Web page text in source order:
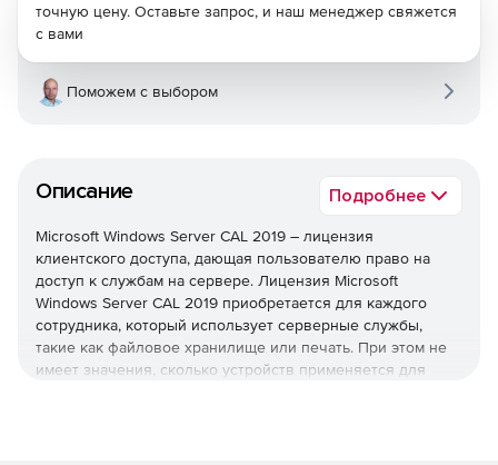
Описание Подробнее
Microsoft Windows Server CAL 2019 – лицензия
клиентского доступа, дающая пользователю право на
доступ к службам на сервере. Лицензия Microsoft
Windows Server CAL 2019 приобретается для каждого
сотрудника, который использует серверные службы,
такие как файловое хранилище или печать. При этом не
имеет значения, сколько устройств применяется для
точную цену. Оставьте запрос, и наш менеджер свяжется
с вами
Поможем с выбором